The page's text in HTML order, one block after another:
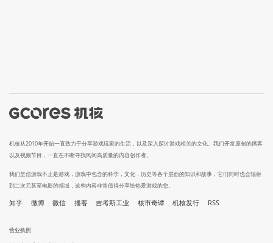
机核从2010年开始一直致力于分享游戏玩家的生活，以及深入探讨游戏相关的文化。我们开发原创的播客
以及视频节目，一直在不断寻找民间高质量的内容创作者。
我们坚信游戏不止是游戏，游戏中包含的科学，文化，历史等各个层面的知识和故事，它们同时也会辐射
到二次元甚至电影的领域，这些内容非常值得分享给热爱游戏的您。
知乎 微博 微信 播客 吉考斯工业 核市奇谭 机核发行 RSS
营业执照